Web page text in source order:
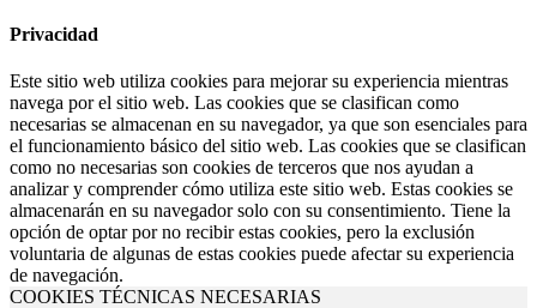
Privacidad
Este sitio web utiliza cookies para mejorar su experiencia mientras
navega por el sitio web. Las cookies que se clasifican como
necesarias se almacenan en su navegador, ya que son esenciales para
el funcionamiento básico del sitio web. Las cookies que se clasifican
como no necesarias son cookies de terceros que nos ayudan a
analizar y comprender cómo utiliza este sitio web. Estas cookies se
almacenarán en su navegador solo con su consentimiento. Tiene la
opción de optar por no recibir estas cookies, pero la exclusión
voluntaria de algunas de estas cookies puede afectar su experiencia
de navegación.
COOKIES TÉCNICAS NECESARIAS